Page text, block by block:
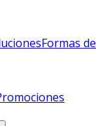
Formas de